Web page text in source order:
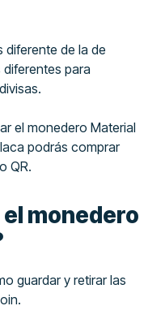
diferente de la de
para
el monedero Material
podrás comprar
QR.
monedero
guardar y retirar las